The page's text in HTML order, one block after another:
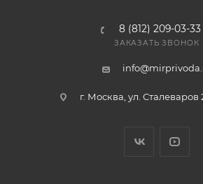
8 (812) 209-03-33
ЗАКАЗАТЬ ЗВОНОК
г. Москва, ул. Сталеваров